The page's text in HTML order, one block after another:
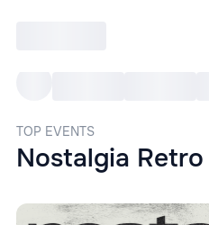
TOP EVENTS
Nostalgia